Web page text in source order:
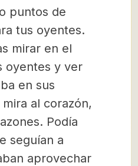
puntos de
tus oyentes.
mirar en el
oyentes y ver
en sus
al corazón,
Podía
seguían a
aprovechar